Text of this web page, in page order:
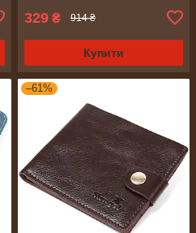
329 ₴ 914 ₴
Купити
–61%